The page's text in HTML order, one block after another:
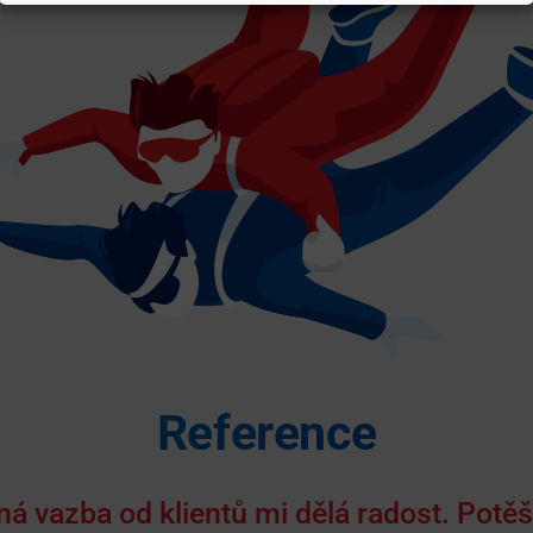
Reference
vazba od klientů mi dělá radost.